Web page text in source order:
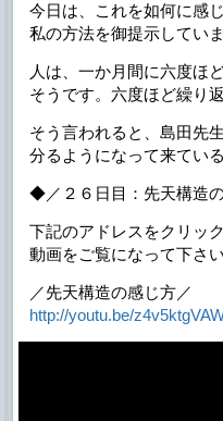
今日は、これを如何に感
私の方法を御提示していま
人は、一か月間に六度ほ
そうです。六度ほど繰り
そう言われると、島田先
分るようになって来てい
◆／２６日目：先天構造
下記のアドレスをクリック
動画をご覧になって下さい
／先天構造の感じ方／
http://youtu.be/